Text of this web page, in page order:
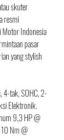
skuter
resmi
Motor Indonesia
pasar
yang stylish
4-tak, SOHC, 2-
Elektronik.
9,3 HP @
Nm @